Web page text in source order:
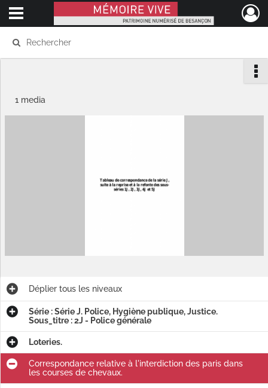
Mémoire Vive patrimoine numérisé de Besançon
Ouvrir le menu déroulant
1 media
Déplier tous les niveaux
Série : Série J. Police, Hygiène publique, Justice.
Sous_titre : 2J - Police générale
Loteries.
Correspondance relative à l'interdiction des paris dans
les courses de chevaux.